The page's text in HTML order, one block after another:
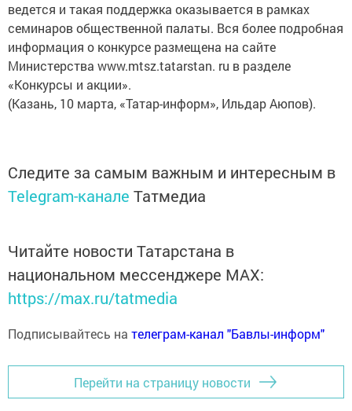
ведется и такая поддержка оказывается в рамках
семинаров общественной палаты. Вся более подробная
информация о конкурсе размещена на сайте
Министерства www.mtsz.tatarstan. ru в разделе
«Конкурсы и акции».
(Казань, 10 марта, «Татар-информ», Ильдар Аюпов).
Следите за самым важным и интересным в
Telegram-канале Татмедиа
Читайте новости Татарстана в
национальном мессенджере MАХ:
https://max.ru/tatmedia
Подписывайтесь на телеграм-канал "Бавлы-информ"
Перейти на страницу новости